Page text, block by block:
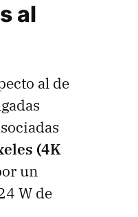
al
al de
(4K
un
W de